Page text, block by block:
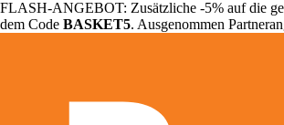
FLASH-ANGEBOT: Zusätzliche -5% auf die
dem Code BASKET5. Ausgenommen